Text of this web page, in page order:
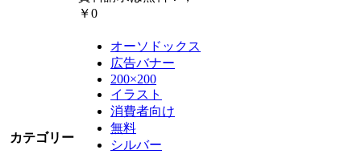
￥0
カテゴリー
オーソドックス
広告バナー
200×200
イラスト
消費者向け
無料
シルバー